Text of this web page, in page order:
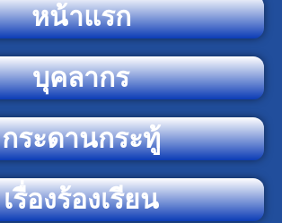
หน้าแรก
บุคลากร
กระดานกระทู้
เรื่องร้องเรียน